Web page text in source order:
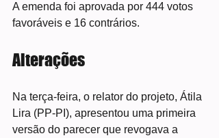
A emenda foi aprovada por 444 votos
favoráveis e 16 contrários.
Alterações
Na terça-feira, o relator do projeto, Átila
Lira (PP-PI), apresentou uma primeira
versão do parecer que revogava a